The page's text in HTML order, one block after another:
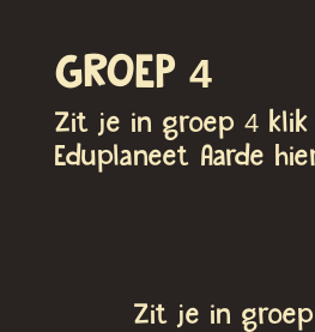
GROEP 4
Zit je in groep 4 klik
Eduplaneet Aarde
Zit je in